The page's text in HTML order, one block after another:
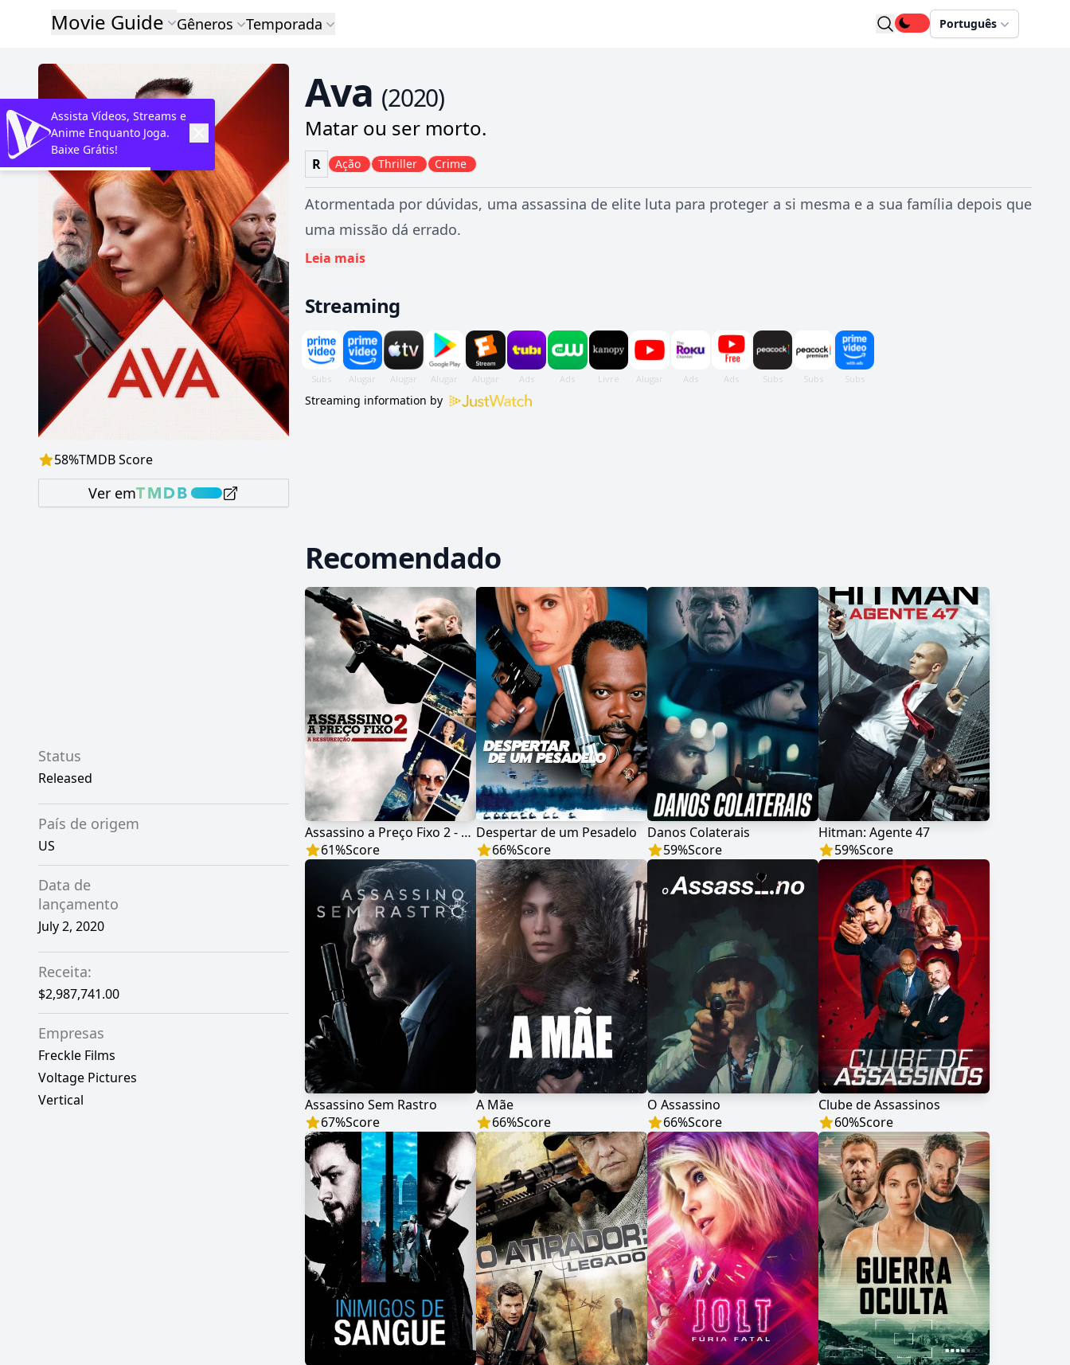
Movie Guide Gêneros Temporada Português
58%TMDB Score
Ver em
Ava (2020)
Matar ou ser morto.
R Ação Thriller Crime
Atormentada por dúvidas, uma assassina de elite luta para proteger a si mesma e a sua família depois que
uma missão dá errado.
Leia mais
Streaming
Streaming information by
Status
Released
País de origem
US
Data de
lançamento
July 2, 2020
Receita:
$2,987,741.00
Empresas
Freckle Films
Voltage Pictures
Vertical
Recomendado
Assassino a Preço Fixo 2 - A Ressurreição
61%Score
Despertar de um Pesadelo
66%Score
Danos Colaterais
59%Score
Hitman: Agente 47
59%Score
Assassino Sem Rastro
67%Score
A Mãe
66%Score
O Assassino
66%Score
Clube de Assassinos
60%Score
Assista Vídeos, Streams e
Anime Enquanto Joga.
Baixe Grátis!